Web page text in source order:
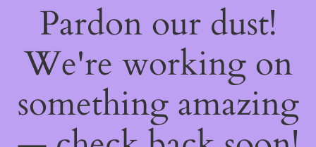
Pardon our dust!
We're working on
something amazing